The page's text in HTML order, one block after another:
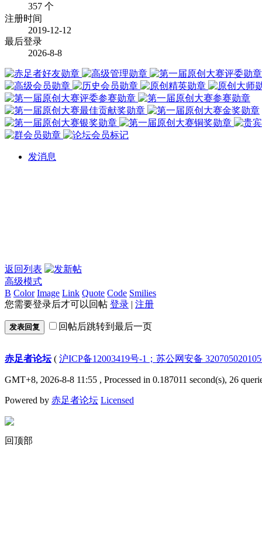
357 个
注册时间
2019-12-12
最后登录
2026-8-8
发消息
返回列表
高级模式
B Color Image Link Quote Code Smilies
您需要登录后才可以回帖 登录 | 注册
发表回复 回帖后跳转到最后一页
赤足者论坛( 沪ICP备12003419号-1；苏公网安备
GMT+8, 2026-8-8 11:55 , Processed in 0.187011 second(s), 26
Powered by 赤足者论坛 Licensed
回顶部